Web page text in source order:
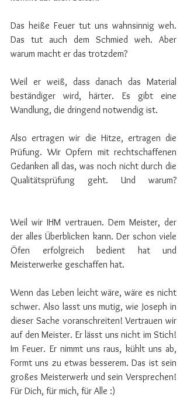
Das heiße Feuer tut uns wahnsinnig weh.
Das tut auch dem Schmied weh. Aber
warum macht er das trotzdem?
Weil er weiß, dass danach das Material
beständiger wird, härter. Es gibt eine
Wandlung, die dringend notwendig ist.
Also ertragen wir die Hitze, ertragen die
Prüfung. Wir Opfern mit rechtschaffenen
Gedanken all das, was noch nicht durch die
Qualitätsprüfung geht. Und warum?
Weil wir IHM vertrauen. Dem Meister, der
der alles Überblicken kann. Der schon viele
Öfen erfolgreich bedient hat und
Meisterwerke geschaffen hat.
Wenn das Leben leicht wäre, wäre es nicht
schwer. Also lasst uns mutig, wie Joseph in
dieser Sache voranschreiten! Vertrauen wir
auf den Meister. Er lässt uns nicht im Stich!
Im Feuer. Er nimmt uns raus, kühlt uns ab,
Formt uns zu etwas besserem. Das ist sein
großes Meisterwerk und sein Versprechen!
Für Dich, für mich, für Alle :)